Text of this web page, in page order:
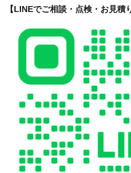
【LINEでご相談・点検・お見積